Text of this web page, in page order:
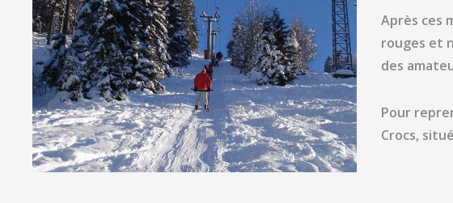
Après ces
rouges et
des
Pour
Crocs,